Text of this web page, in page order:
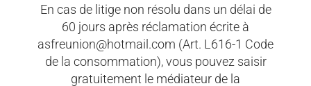
En cas de litige non résolu dans un délai de
60 jours après réclamation écrite à
asfreunion@hotmail.com (Art. L616-1 Code
de la consommation), vous pouvez saisir
gratuitement le médiateur de la